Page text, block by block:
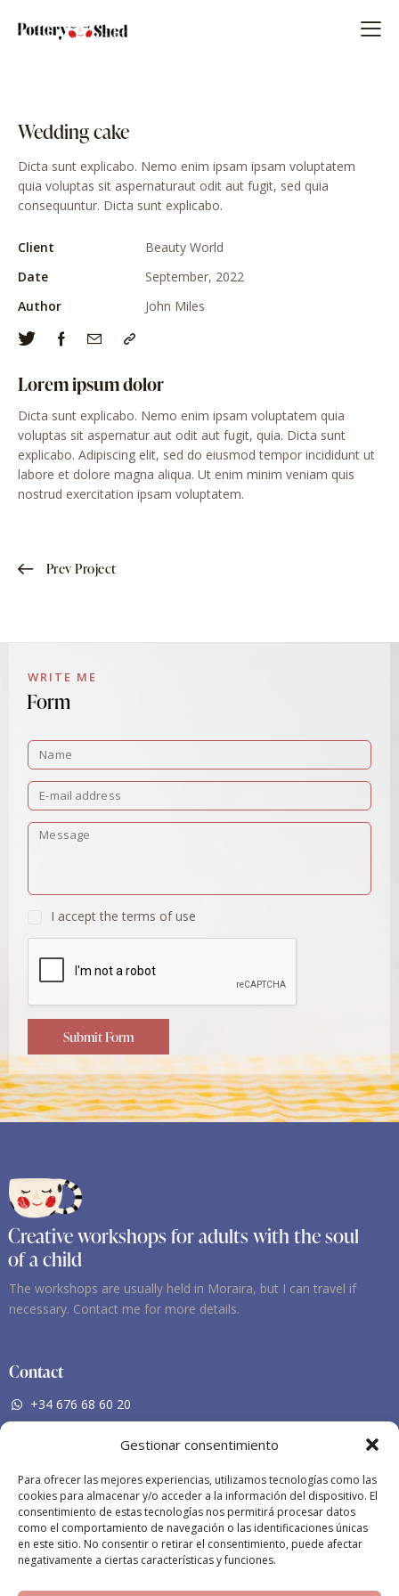
Gestionar consentimiento
Para ofrecer las mejores experiencias, utilizamos tecnologías como las
cookies para almacenar y/o acceder a la información del dispositivo. El
consentimiento de estas tecnologías nos permitirá procesar datos
como el comportamiento de navegación o las identificaciones únicas
en este sitio. No consentir o retirar el consentimiento, puede afectar
negativamente a ciertas características y funciones.
Wedding cake
Lorem ipsum dolor
Dicta sunt explicabo. Nemo enim ipsam voluptatem quia
voluptas sit aspernatur aut odit aut fugit, quia. Dicta sunt
explicabo. Adipiscing elit, sed do eiusmod tempor incididunt ut
labore et dolore magna aliqua. Ut enim minim veniam quis
nostrud exercitation ipsam voluptatem.
Dicta sunt explicabo. Nemo enim ipsam ipsam voluptatem
quia voluptas sit aspernaturaut odit aut fugit, sed quia
consequuntur. Dicta sunt explicabo.
Client
Beauty World
Date
September, 2022
Author
John Miles
Prev Project
WRITE ME
Form
I accept the terms of use
Submit Form
Creative workshops for adults with the soul
of a child
The workshops are usually held in Moraira, but I can travel if
necessary. Contact me for more details.
Contact
+34 676 68 60 20
Social Networking
Facebook
Instagram